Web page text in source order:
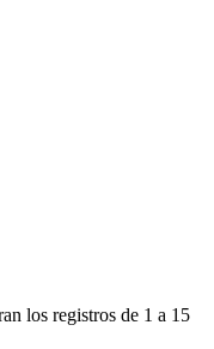
los registros de 1 a 15